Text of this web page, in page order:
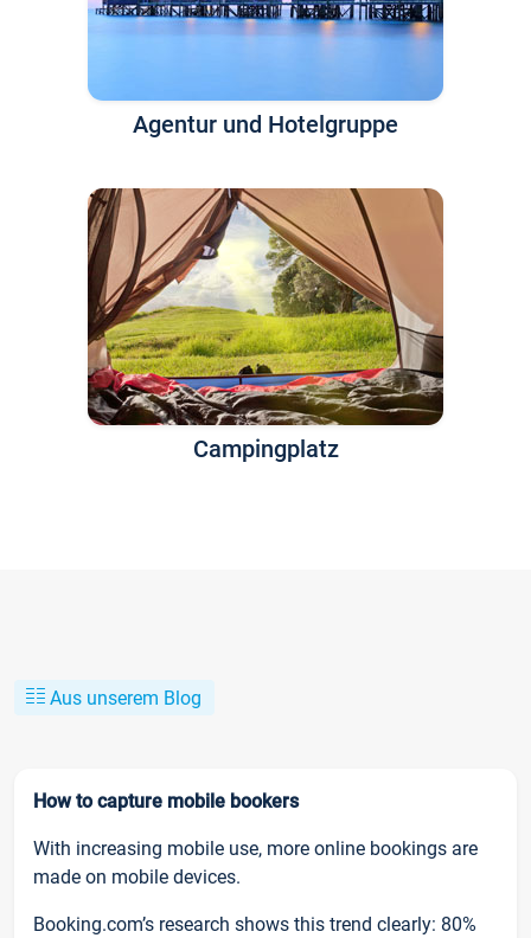
Agentur und Hotelgruppe
Campingplatz
Aus unserem Blog
How to capture mobile bookers
With increasing mobile use, more online bookings are
made on mobile devices.
Booking.com’s research shows this trend clearly: 80%